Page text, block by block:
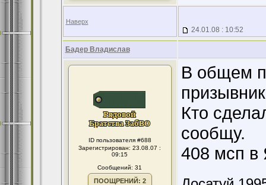
Наверх
24.01.08 : 10:52
Бадер Владислав
ID пользователя #688
Зарегистрирован: 23.08.07 :
09:15
Сообщений: 31
ПООЩРЕНИЙ: 2
В общем
Кто
сообщу.
408 мсп в